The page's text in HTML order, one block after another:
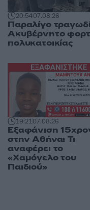
20:5407.08.26
Παραλίγο
Ακυβέρνητο
πολυκατοικίας
19:2107.08.26
Εξαφάνιση
στην Αθήνα: Τι
αναφέρει το
«Χαμόγελο του
Παιδιού»